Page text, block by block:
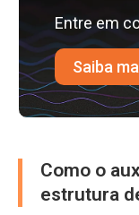
Entre em
Saiba
Como o
estrutura